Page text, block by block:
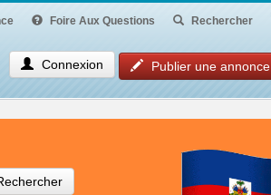
Foire Aux Questions Rechercher
Connexion Publier une annonce